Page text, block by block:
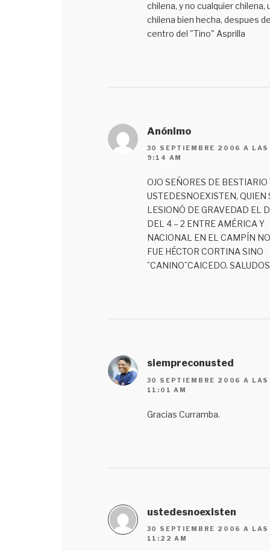
chilena, y no cualquier chilena,
chilena bien hecha, despues
centro del "Tino" Asprilla
Anónimo
30 SEPTIEMBRE 2006 A LAS
9:14 AM
OJO SEÑORES DE BESTIARIO
USTEDESNOEXISTEN, QUIEN
LESIONÓ DE GRAVEDAD EL
DEL 4 – 2 ENTRE AMÉRICA Y
NACIONAL EN EL CAMPÍN NO
FUE HÉCTOR CORTINA SINO
¨CANINO¨CAICEDO. SALUDOS
siempreconusted
30 SEPTIEMBRE 2006 A LAS
11:01 AM
Gracias Curramba.
ustedesnoexisten
30 SEPTIEMBRE 2006 A LAS
11:22 AM